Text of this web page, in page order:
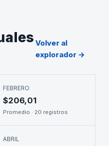
Volver al
explorador →
FEBRERO
$206,01
Promedio · 20 registros
ABRIL